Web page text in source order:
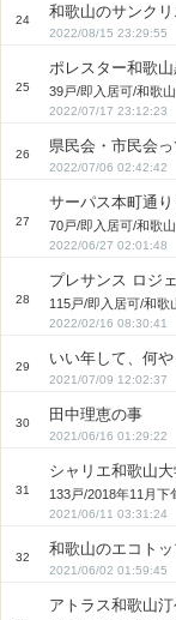
24
和歌山のサンク
2022/08/15 23:29:55
25
ポレスター和歌
39戸/即入居可/和歌
2022/07/17 23:12:23
26
県民会・市民会
2022/07/06 02:42:42
27
サーパス本町通
70戸/即入居可/和歌
2022/06/27 02:01:48
28
プレサンス ロジ
115戸/即入居可/和歌
2022/02/16 08:30:41
29
いい年して、何
2021/07/09 12:02:37
30
田中理恵の事
2021/06/16 01:29:22
31
シャリエ和歌山
133戸/2018年11月下
2021/06/11 03:31:24
32
和歌山のエコト
2021/06/02 01:59:45
アトラス和歌山